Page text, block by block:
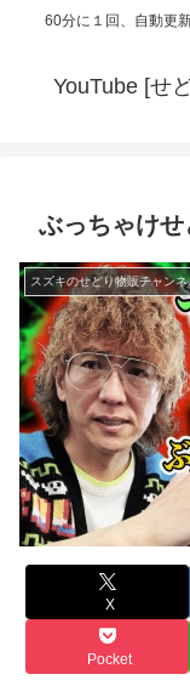
60分に１回、自動更
YouTube [せ
ぶっちゃけせ
スズキのせどり物販チャンネ
X
Pocket